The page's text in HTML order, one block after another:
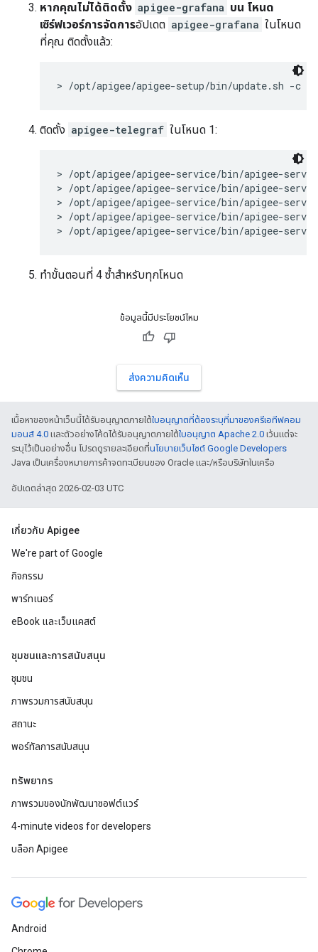
หากคุณไม่ได้ติดตั้ง apigee-grafana บน โหนด
เซิร์ฟเวอร์การจัดการอัปเดต apigee-grafana ในโหนด
ที่คุณ ติดตั้งแล้ว:
> /opt/apigee/apigee-setup/bin/update.sh -c
ติดตั้ง apigee-telegraf ในโหนด 1:
> /opt/apigee/apigee-service/bin/apigee-
> /opt/apigee/apigee-service/bin/apigee-
> /opt/apigee/apigee-service/bin/apigee-
> /opt/apigee/apigee-service/bin/apigee-
> /opt/apigee/apigee-service/bin/apigee-
ทำขั้นตอนที่ 4 ซ้ำสำหรับทุกโหนด
ข้อมูลนี้มีประโยชน์ไหม
ส่งความคิดเห็น
เนื้อหาของหน้าเว็บนี้ได้รับอนุญาตภายใต้ใบอนุญาตที่ต้องระบุที่มาของครีเอทีฟคอม
มอนส์ 4.0 และตัวอย่างโค้ดได้รับอนุญาตภายใต้ใบอนุญาต Apache 2.0 เว้นแต่จะ
ระบุไว้เป็นอย่างอื่น โปรดดูรายละเอียดที่นโยบายเว็บไซต์ Google Developers
Java เป็นเครื่องหมายการค้าจดทะเบียนของ Oracle และ/หรือบริษัทในเครือ
อัปเดตล่าสุด 2026-02-03 UTC
เกี่ยวกับ Apigee
We're part of Google
กิจกรรม
พาร์ทเนอร์
eBook และเว็บแคสต์
ชุมชนและการสนับสนุน
ชุมชน
ภาพรวมการสนับสนุน
สถานะ
พอร์ทัลการสนับสนุน
ทรัพยากร
ภาพรวมของนักพัฒนาซอฟต์แวร์
4-minute videos for developers
บล็อก Apigee
Android